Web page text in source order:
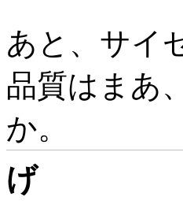
あと、サイ
品質はまあ
か。
げ